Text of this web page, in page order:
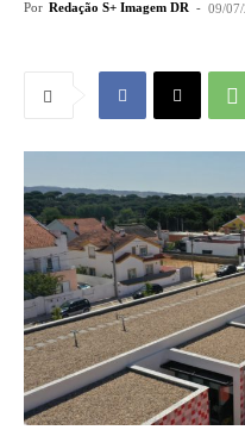
Por Redação S+ Imagem DR - 09/07/